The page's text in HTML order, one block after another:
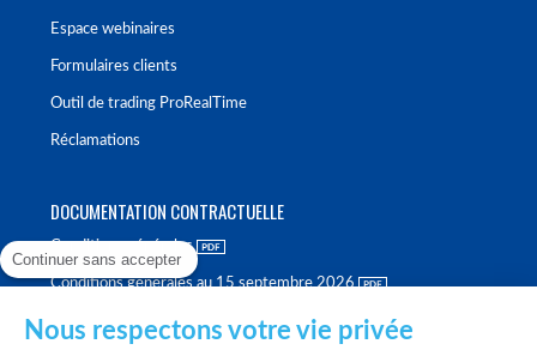
Espace webinaires
Formulaires clients
Outil de trading ProRealTime
Réclamations
DOCUMENTATION CONTRACTUELLE
Conditions générales
Conditions générales au 15 septembre 2026
Continuer sans accepter
Nous respectons votre vie privée